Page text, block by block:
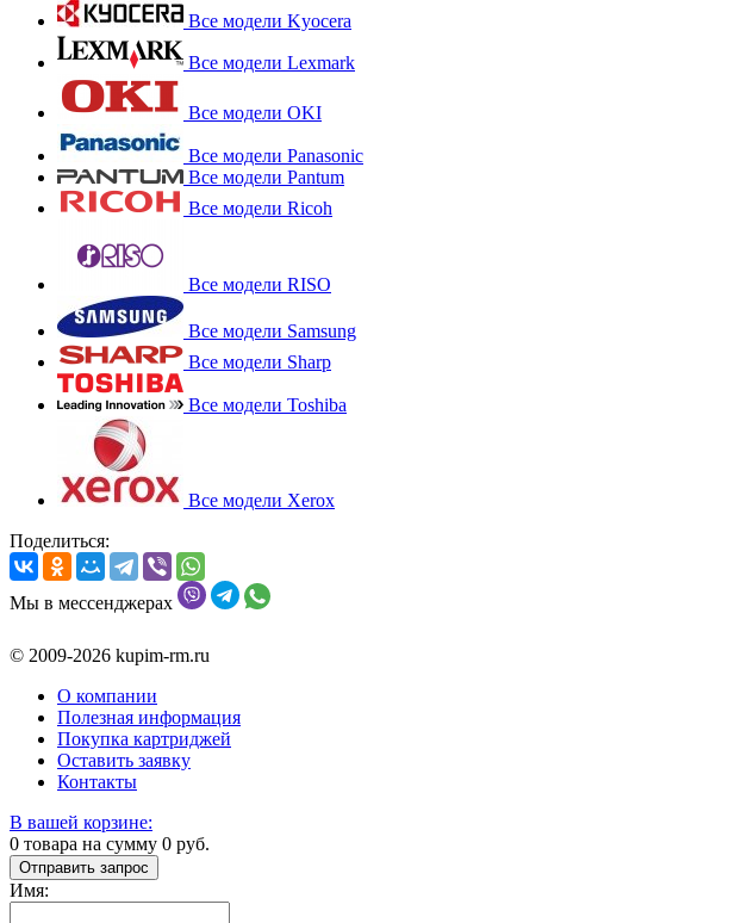
Все модели Kyocera
Все модели Lexmark
Все модели OKI
Все модели Panasonic
Все модели Pantum
Все модели Ricoh
Все модели RISO
Все модели Samsung
Все модели Sharp
Все модели Toshiba
Все модели Xerox
Поделиться:
Мы в мессенджерах
© 2009-2026 kupim-rm.ru
О компании
Полезная информация
Покупка картриджей
Оставить заявку
Контакты
В вашей корзине:
0 товара на сумму 0 руб.
Отправить запрос
Имя: